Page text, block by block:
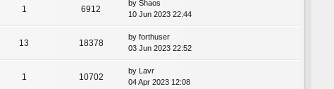
1 6912
by Shaos
10 Jun 2023 22:44
13 18378
by forthuser
03 Jun 2023 22:52
1 10702
by Lavr
04 Apr 2023 12:08